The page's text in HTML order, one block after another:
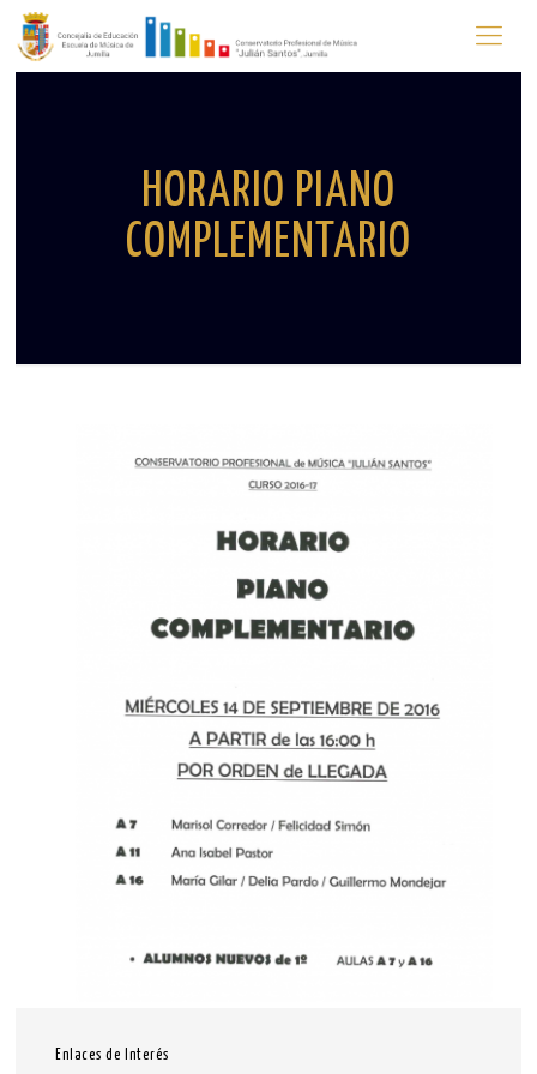
HORARIO PIANO
COMPLEMENTARIO
Enlaces de Interés